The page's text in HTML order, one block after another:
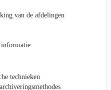
van de afdelingen
technieken